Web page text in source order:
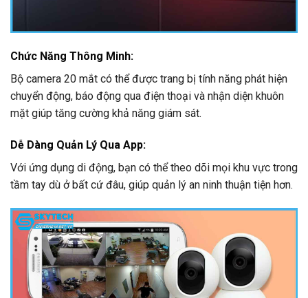
Chức Năng Thông Minh:
Bộ camera 20 mắt có thể được trang bị tính năng phát hiện
chuyển động, báo động qua điện thoại và nhận diện khuôn
mặt giúp tăng cường khả năng giám sát.
Dễ Dàng Quản Lý Qua App:
Với ứng dụng di động, bạn có thể theo dõi mọi khu vực trong
tầm tay dù ở bất cứ đâu, giúp quản lý an ninh thuận tiện hơn.